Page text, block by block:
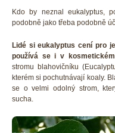
Kdo by neznal eukalyptus,
podobně jako třeba podobně
Lidé si eukalyptus cení pro
používá se i v
stromu blahovičníku
kterém si pochutnávají koaly.
se o velmi odolný strom,
sucha.